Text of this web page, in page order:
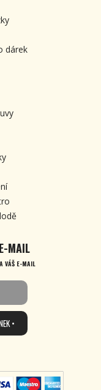
dárek
MAIL
VÁŠ E-MAIL
•